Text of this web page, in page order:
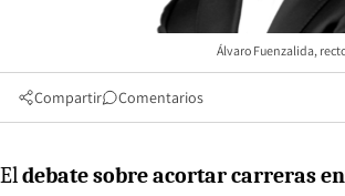
Álvaro Fuenzalida,
Compartir Comentarios
Eldebate sobre acortar carreras